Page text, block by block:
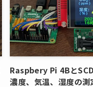
Raspbery Pi 4Bと
濃度、気温、湿度の